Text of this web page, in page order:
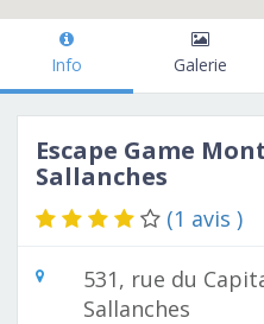
Info Galerie
Escape Game
Sallanches
(1 avis )
531, rue du
Sallanches